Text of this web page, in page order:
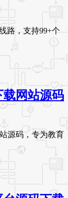
路，支持99+个
网站源码
源码，专为教育